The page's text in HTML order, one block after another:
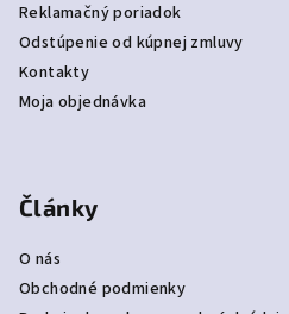
Reklamačný poriadok
Odstúpenie od kúpnej zmluvy
Kontakty
Moja objednávka
Články
O nás
Obchodné podmienky